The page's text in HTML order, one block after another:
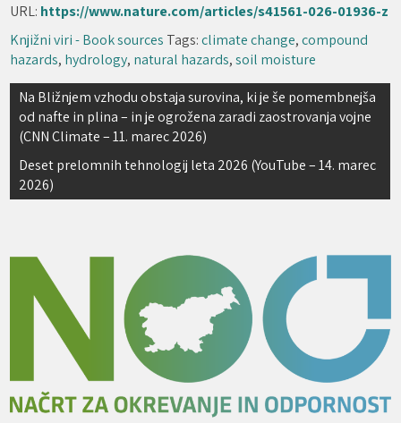
URL: https://www.nature.com/articles/s41561-026-01936-z
Knjižni viri - Book sources Tags:climate change,compound
hazards, hydrology, natural hazards,soil moisture
Navigacija
prispevka
Na Bližnjem vzhodu obstaja surovina, ki je še pomembnejša
od nafte in plina – in je ogrožena zaradi zaostrovanja vojne
(CNN Climate – 11. marec 2026)
Deset prelomnih tehnologij leta 2026 (YouTube – 14. marec
2026)